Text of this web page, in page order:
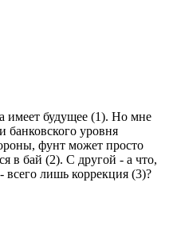
имеет будущее (1). Но мне
банковского уровня
фунт может просто
в бай (2). С другой - а что,
всего лишь коррекция (3)?